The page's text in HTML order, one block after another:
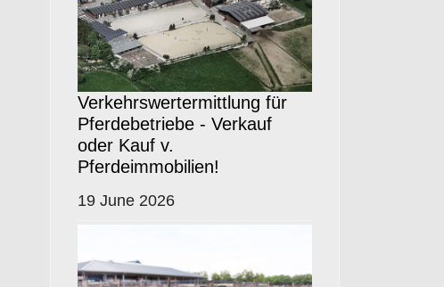
Verkehrswertermittlung für
Pferdebetriebe - Verkauf
oder Kauf v.
Pferdeimmobilien!
19 June 2026